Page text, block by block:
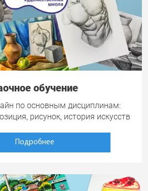
обучение
по основным дисциплинам:
рисунок, история искусств
Подробнее